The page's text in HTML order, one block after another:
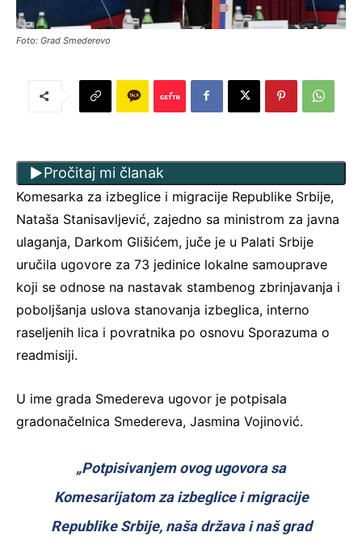
Foto: Grad Smederevo
Pročitaj mi članak
Komesarka za izbeglice i migracije Republike Srbije,
Nataša Stanisavljević, zajedno sa ministrom za javna
ulaganja, Darkom Glišićem, juče je u Palati Srbije
uručila ugovore za 73 jedinice lokalne samouprave
koji se odnose na nastavak stambenog zbrinjavanja i
poboljšanja uslova stanovanja izbeglica, interno
raseljenih lica i povratnika po osnovu Sporazuma o
readmisiji.
U ime grada Smedereva ugovor je potpisala
gradonačelnica Smedereva, Jasmina Vojinović.
„Potpisivanjem ovog ugovora sa
Komesarijatom za izbeglice i migracije
Republike Srbije, naša država i naš grad